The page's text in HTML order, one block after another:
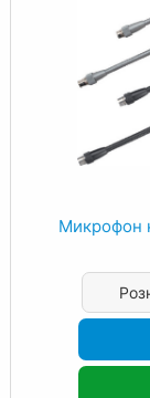
Микрофон